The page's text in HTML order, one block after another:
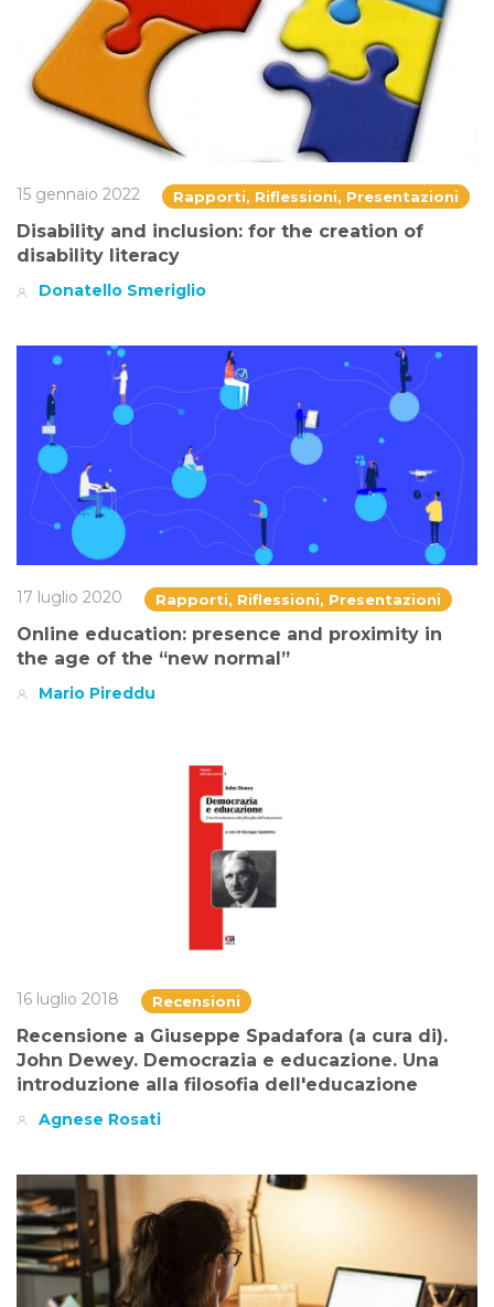
15 gennaio 2022 Rapporti, Riflessioni, Presentazioni
Disability and inclusion: for the creation of
disability literacy
Donatello Smeriglio
17 luglio 2020 Rapporti, Riflessioni, Presentazioni
Online education: presence and proximity in
the age of the “new normal”
Mario Pireddu
16 luglio 2018 Recensioni
Recensione a Giuseppe Spadafora (a cura di).
John Dewey. Democrazia e educazione. Una
introduzione alla filosofia dell'educazione
Agnese Rosati